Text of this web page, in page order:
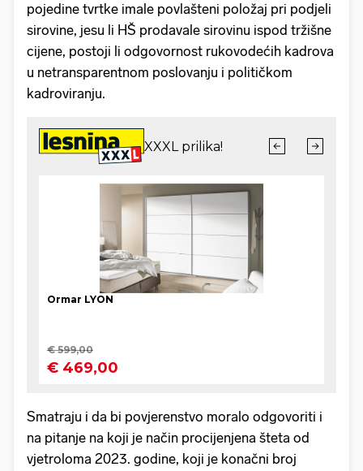
pojedine tvrtke imale povlašteni položaj pri podjeli
sirovine, jesu li HŠ prodavale sirovinu ispod tržišne
cijene, postoji li odgovornost rukovodećih kadrova
u netransparentnom poslovanju i političkom
kadroviranju.
Smatraju i da bi povjerenstvo moralo odgovoriti i
na pitanje na koji je način procijenjena šteta od
vjetroloma 2023. godine, koji je konačni broj